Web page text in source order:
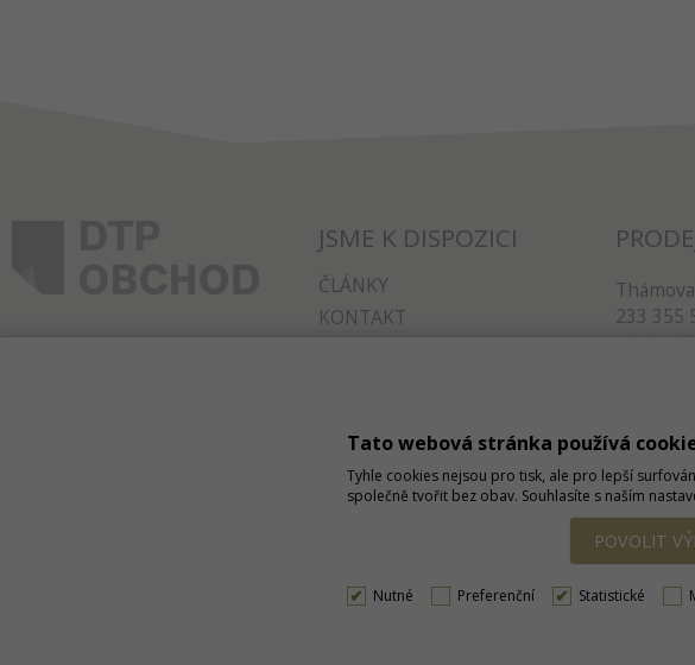
JSME K DISPOZICI
ČLÁNKY
KONTAKT
233 355
Tato webová stránka používá
Tyhle cookies nejsou pro tisk, ale pro lepší
společně tvořit bez obav. Souhlasíte s naším
POVOLIT
Nutné Preferenční Statistické